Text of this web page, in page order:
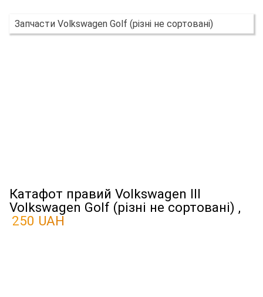
Запчасти Volkswagen Golf (різні не сортовані)
Катафот правий Volkswagen III
Volkswagen Golf (різні не сортовані) ,
250 UAH